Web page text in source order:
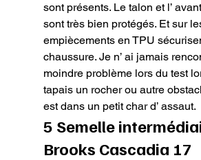
sont présents. Le talon et l’
sont très bien protégés. Et sur
empiècements en TPU
chaussure. Je n’ ai jamais
moindre problème lors du test
tapais un rocher ou autre
est dans un petit char d’ assaut.
5 Semelle
Brooks Cascadia 17